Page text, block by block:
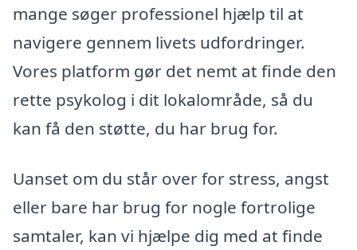
mange søger professionel hjælp til at
navigere gennem livets udfordringer.
Vores platform gør det nemt at finde den
rette psykolog i dit lokalområde, så du
kan få den støtte, du har brug for.
Uanset om du står over for stress, angst
eller bare har brug for nogle fortrolige
samtaler, kan vi hjælpe dig med at finde